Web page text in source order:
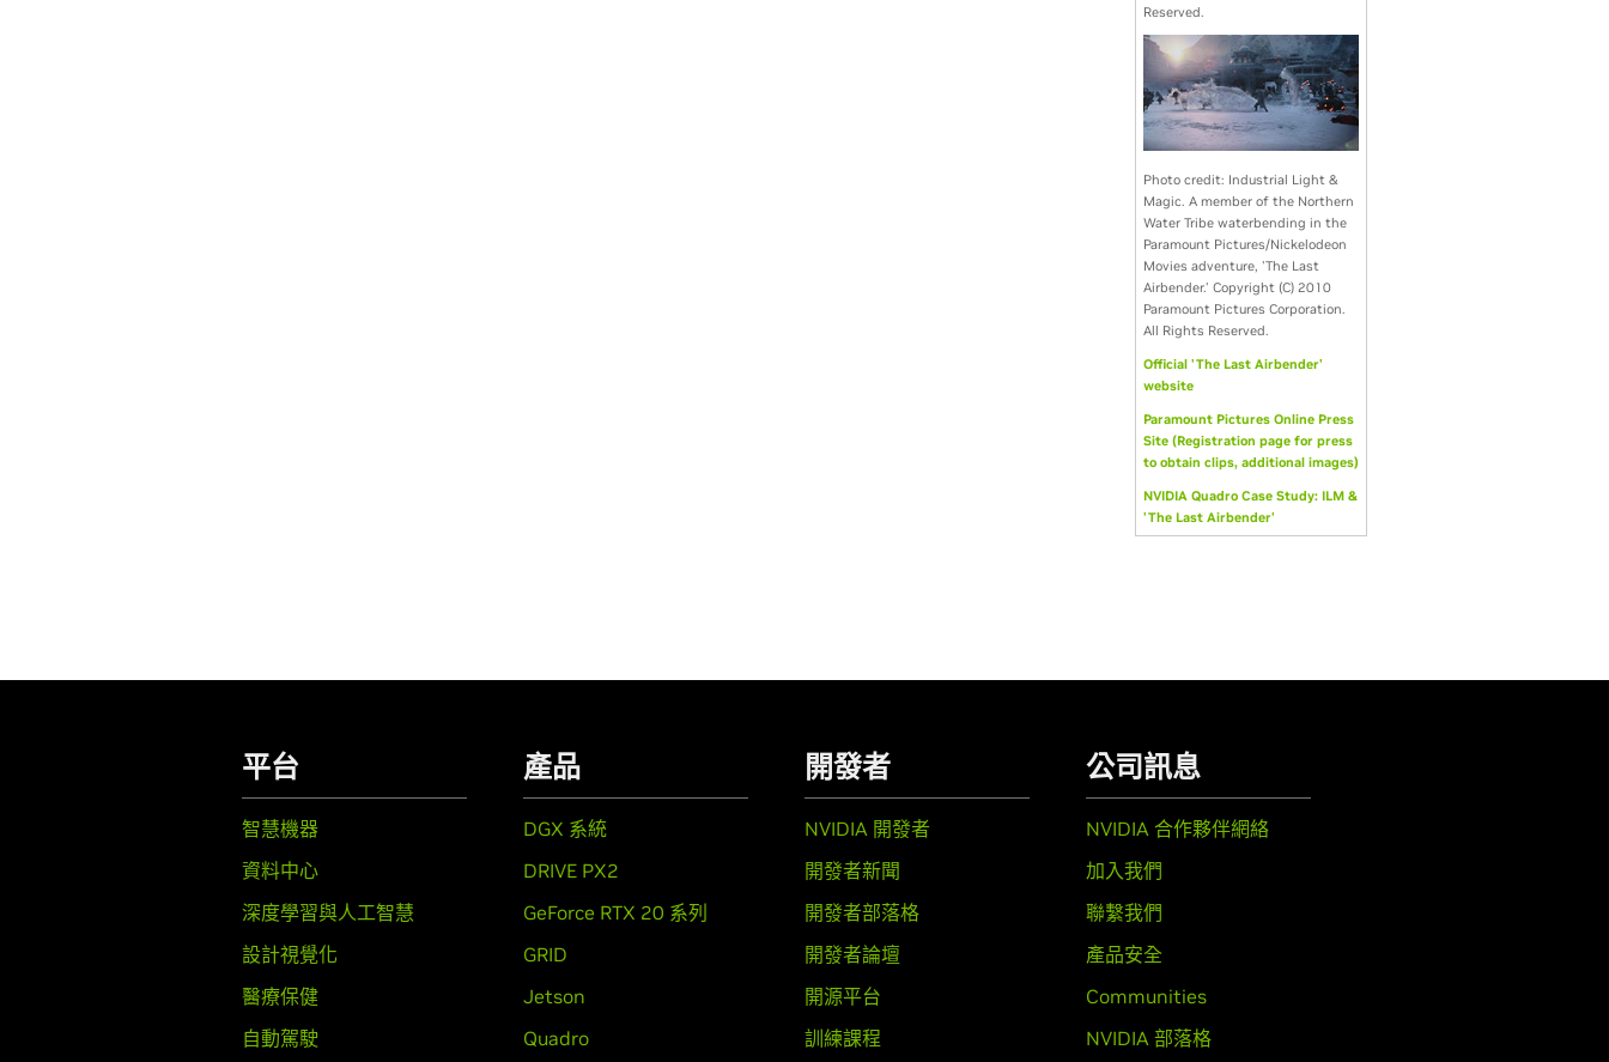
Reserved.
Photo credit: Industrial Light &
Magic. A member of the Northern
Water Tribe waterbending in the
Paramount Pictures/Nickelodeon
Movies adventure, 'The Last
Airbender.' Copyright (C) 2010
Paramount Pictures Corporation.
All Rights Reserved.
Official 'The Last Airbender'
website
Paramount Pictures Online Press
Site (Registration page for press
to obtain clips, additional images)
NVIDIA Quadro Case Study: ILM &
'The Last Airbender'
平台
智慧機器
資料中心
深度學習與人工智慧
設計視覺化
醫療保健
自動駕駛
產品
DGX 系統
DRIVE PX2
GeForce RTX 20 系列
GRID
Jetson
Quadro
開發者
NVIDIA 開發者
開發者新聞
開發者部落格
開發者論壇
開源平台
訓練課程
公司訊息
NVIDIA 合作夥伴網絡
加入我們
聯繫我們
產品安全
Communities
NVIDIA 部落格